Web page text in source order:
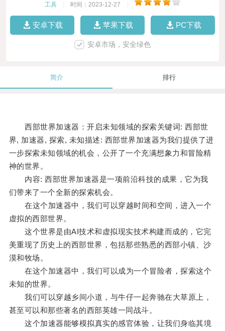
工具 时间：2023-12-27
安卓下载 苹果下载 PC下载
安卓市场，安全绿色
简介 排行
西部世界加速器：开启未知领域的探索关键词: 西部世
界, 加速器, 探索, 未知描述: 西部世界加速器为我们提供了进
一步探索未知领域的机会，公开了一个充满想象力和冒险精
神的世界。
内容: 西部世界加速器是一项前沿科技的成果，它为我
们带来了一个全新的探索机会。
在这个加速器中，我们可以穿越时间和空间，进入一个
虚拟的西部世界。
这个世界是由AI技术和虚拟现实技术构建而成的，它完
美重现了历史上的西部世界，包括那些熟悉的西部小镇、沙
漠和牧场。
在这个加速器中，我们可以成为一个冒险者，探索这个
未知的世界。
我们可以穿越乡间小道，与牛仔一起奔驰在大草原上，
甚至可以和那些著名的西部英雄一同战斗。
这个加速器能够模拟真实的感官体验，让我们身临其境